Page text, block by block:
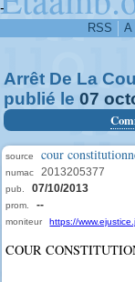
-
RSS A
Arrêt De La
publié le 07
source cour
numac 2013205377
pub. 07/10/2013
prom. --
moniteur https://
COUR